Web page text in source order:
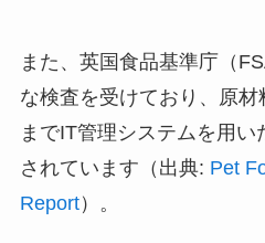
また、英国食品基準庁（
な検査を受けており、原
までIT管理システムを用
されています（出典: Pet
Report）。